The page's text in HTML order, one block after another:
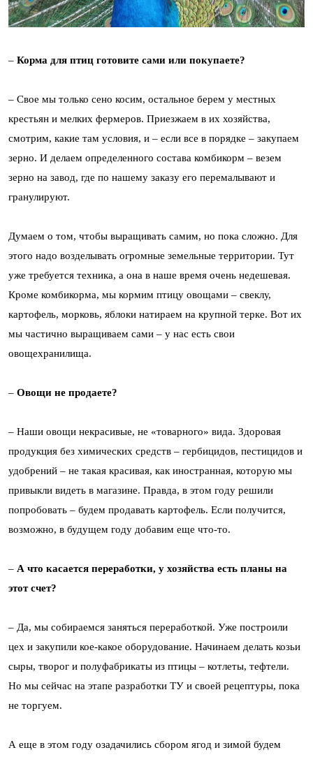
– Корма для птиц готовите сами или покупаете?
– Свое мы только сено косим, остальное берем у местных
крестьян и мелких фермеров. Приезжаем в их хозяйства,
смотрим, какие там условия, и – если все в порядке – закупаем
зерно. И делаем определенного состава комбикорм – везем
зерно на завод, где по нашему заказу его перемалывают и
гранулируют.
Думаем о том, чтобы выращивать самим, но пока сложно. Для
этого надо возделывать огромные земельные территории. Тут
уже требуется техника, а она в наше время очень недешевая.
Кроме комбикорма, мы кормим птицу овощами – свеклу,
картофель, морковь, яблоки натираем на крупной терке. Вот их
мы частично выращиваем сами – у нас есть свои
овощехранилища.
– Овощи не продаете?
– Наши овощи некрасивые, не «товарного» вида. Здоровая
продукция без химических средств – гербицидов, пестицидов и
удобрений – не такая красивая, как иностранная, которую мы
привыкли видеть в магазине. Правда, в этом году решили
попробовать – будем продавать картофель. Если получится,
возможно, в будущем году добавим еще что-то.
– А что касается переработки, у хозяйства есть планы на
этот счет?
– Да, мы собираемся заняться переработкой. Уже построили
цех и закупили кое-какое оборудование. Начинаем делать козьи
сыры, творог и полуфабрикаты из птицы – котлеты, тефтели.
Но мы сейчас на этапе разработки ТУ и своей рецептуры, пока
не торгуем.
А еще в этом году озадачились сбором ягод и зимой будем